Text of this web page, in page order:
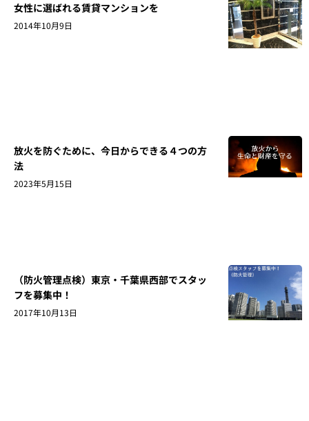
女性に選ばれる賃貸マンションを
2014年10月9日
放火を防ぐために、今日からできる４つの方
法
2023年5月15日
（防火管理点検）東京・千葉県西部でスタッ
フを募集中！
2017年10月13日